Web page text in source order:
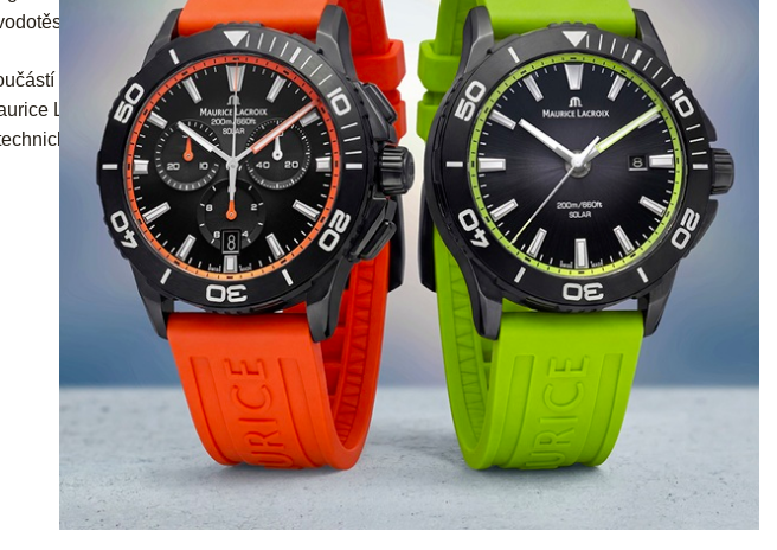
200 metrů a charakteristickou vnitřní
otočnou lunetou.
kolekce jsou také vybrané limitované edice s výraznými luminiscenčními detaily.
Lacroix Pontos tak nabízí hodinky pro každého, kdo hledá spojení švýcarské kvality
vyspělosti.